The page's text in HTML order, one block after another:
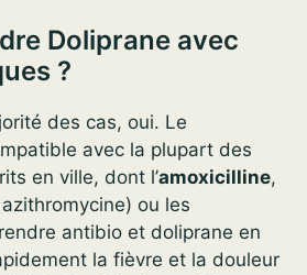
Doliprane avec
?
des cas, oui. Le
avec la plupart des
en ville, dont l’amoxicilline,
ou les
antibio et doliprane en
la fièvre et la douleur